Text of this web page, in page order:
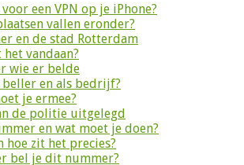
een VPN op je iPhone?
vallen eronder?
en de stad Rotterdam
vandaan?
wie er belde
en als bedrijf?
je ermee?
de politie uitgelegd
en wat moet je doen?
hoe zit het precies?
bel je dit nummer?